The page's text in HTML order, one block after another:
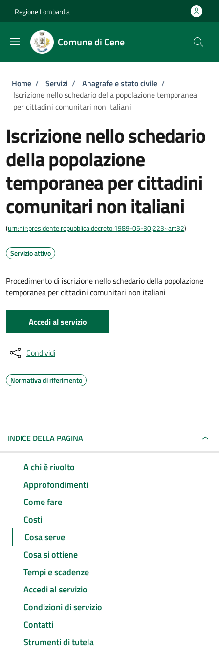
Regione Lombardia
Comune di Cene
Briciole di pane
Home / Servizi / Anagrafe e stato civile /
Iscrizione nello schedario della popolazione temporanea
per cittadini comunitari non italiani
Iscrizione nello schedario
della popolazione
temporanea per cittadini
comunitari non italiani
(urn:nir:presidente.repubblica:decreto:1989-05-30;223~art32)
Servizio attivo
Procedimento di iscrizione nello schedario della popolazione
temporanea per cittadini comunitari non italiani
Accedi al servizio
Condividi
Normativa di riferimento
INDICE DELLA PAGINA
A chi è rivolto
Approfondimenti
Come fare
Costi
Cosa serve
Cosa si ottiene
Tempi e scadenze
Accedi al servizio
Condizioni di servizio
Contatti
Strumenti di tutela